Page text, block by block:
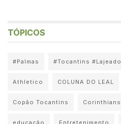
TÓPICOS
#Palmas #Tocantins #Lajeado
Athletico COLUNA DO LEAL
Copão Tocantins Corinthians
educação Entretenimento